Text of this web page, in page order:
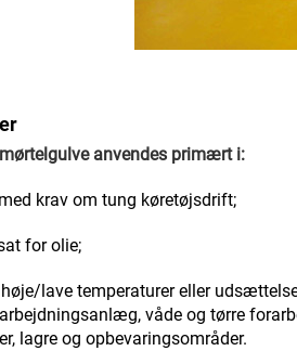
anvendes primært i:
krav om tung køretøjsdrift;
for olie;
lave temperaturer eller
våde og tørre
lagre og opbevaringsområder.